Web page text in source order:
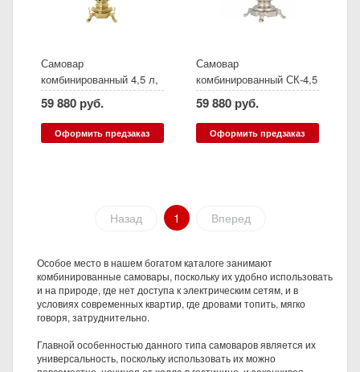
Самовар
комбинированный 4,5 л,
желтый, латунный
59 880 руб.
Оформить предзаказ
Самовар
комбинированный СК-4,5
л, никель
59 880 руб.
Оформить предзаказ
Назад 1 Вперед
Особое место в нашем богатом каталоге занимают
комбинированные самовары, поскольку их удобно использовать
и на природе, где нет доступа к электрическим сетям, и в
условиях современных квартир, где дровами топить, мягко
говоря, затруднительно.
Главной особенностью данного типа самоваров является их
универсальность, поскольку использовать их можно